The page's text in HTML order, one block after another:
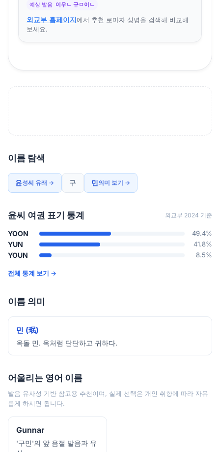
예상 발음 이우ㄴ 규ㅁ이ㄴ
외교부 홈페이지에서 추천 로마자 성명을 검색해 비교해
보세요.
이름 탐색
윤성씨 유래 → 구 민의미 보기 →
윤씨 여권 표기 통계 외교부 2024 기준
YOON 49.4%
YUN 41.8%
YOUN 8.5%
전체 통계 보기 →
이름 의미
민 (珉)
옥돌 민. 옥처럼 단단하고 귀하다.
어울리는 영어 이름
발음 유사성 기반 참고용 추천이며, 실제 선택은 개인 취향에 따라 자유
롭게 하시면 됩니다.
Gunnar
'구민'의 앞 음절 발음과 유